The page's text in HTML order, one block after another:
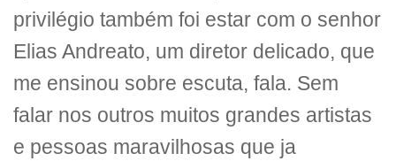
privilégio também foi estar com o senhor
Elias Andreato, um diretor delicado, que
me ensinou sobre escuta, fala. Sem
falar nos outros muitos grandes artistas
e pessoas maravilhosas que ja